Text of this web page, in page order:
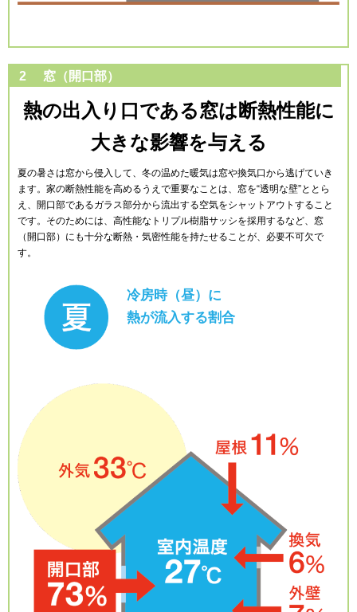
2 窓（開口部）
熱の出入り口である窓は断熱性能に
大きな影響を与える
夏の暑さは窓から侵入して、冬の温めた暖気は窓や換気口から逃げていき
ます。家の断熱性能を高めるうえで重要なことは、窓を“透明な壁”ととら
え、開口部であるガラス部分から流出する空気をシャットアウトすること
です。そのためには、高性能なトリプル樹脂サッシを採用するなど、窓
（開口部）にも十分な断熱・気密性能を持たせることが、必要不可欠で
す。
冷房時（昼）に
熱が流入する割合